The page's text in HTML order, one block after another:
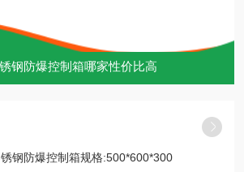
钢防爆控制箱哪家性价比高